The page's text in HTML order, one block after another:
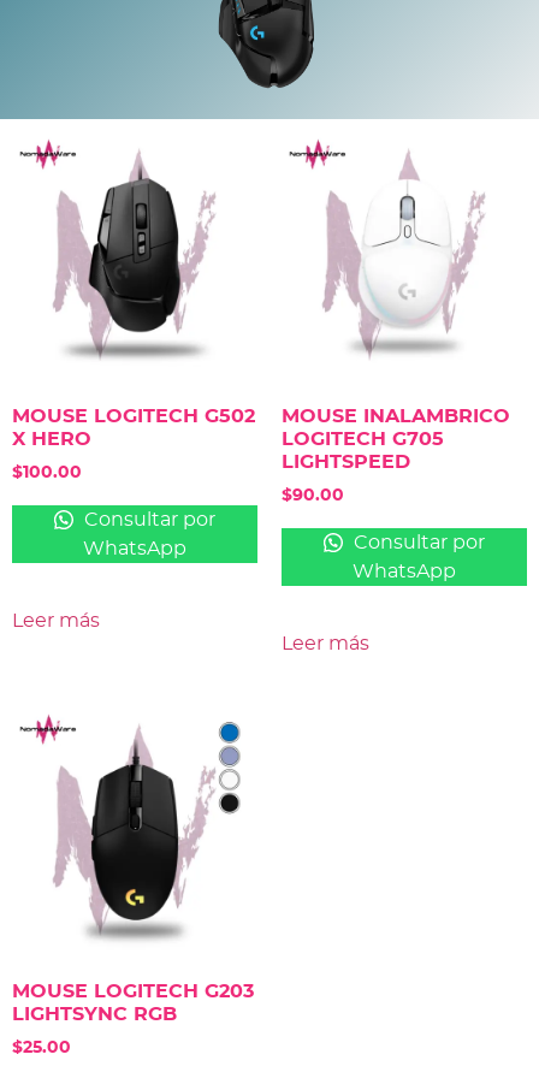
MOUSE LOGITECH G502
X HERO
$100.00
Consultar por
WhatsApp
Leer más
MOUSE INALAMBRICO
LOGITECH G705
LIGHTSPEED
$90.00
Consultar por
WhatsApp
Leer más
MOUSE LOGITECH G203
LIGHTSYNC RGB
$25.00